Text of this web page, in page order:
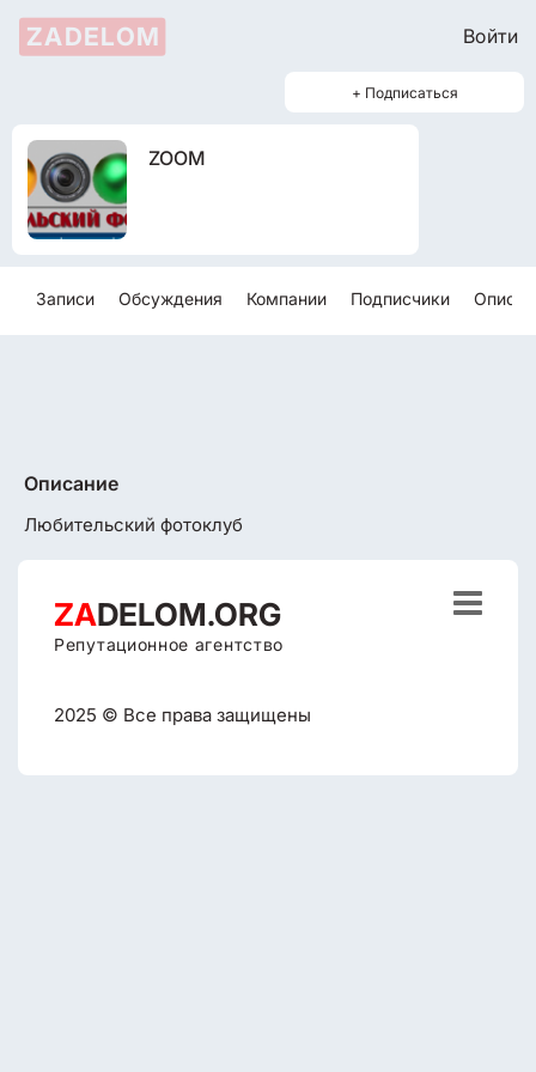
ZADELOM Войти
+ Подписаться
ZOOM
Записи Обсуждения Компании Подписчики
Описание
Любительский фотоклуб
ZADELOM.ORG
Репутационное агентство
2025 © Все права защищены
